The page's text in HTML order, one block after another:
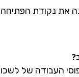
נקודת הפתיחה
של לשכות